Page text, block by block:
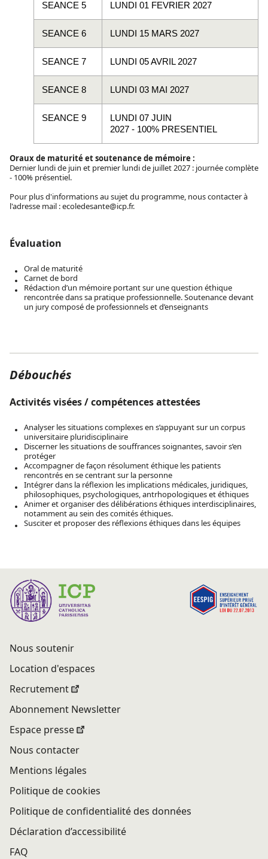
SEANCE 5 LUNDI 01 FEVRIER 2027
SEANCE 6 LUNDI 15 MARS 2027
SEANCE 7 LUNDI 05 AVRIL 2027
SEANCE 8 LUNDI 03 MAI 2027
SEANCE 9
LUNDI 07 JUIN
2027 - 100% PRESENTIEL
Oraux de maturité et soutenance de mémoire :
Dernier lundi de juin et premier lundi de juillet 2027 : journée complète
- 100% présentiel.
Pour plus d'informations au sujet du programme, nous contacter à
l'adresse mail : ecoledesante@icp.fr.
Évaluation
Oral de maturité
Carnet de bord
Rédaction d’un mémoire portant sur une question éthique
rencontrée dans sa pratique professionnelle. Soutenance devant
un jury composé de professionnels et d’enseignants
Débouchés
Activités visées / compétences attestées
Analyser les situations complexes en s’appuyant sur un corpus
universitaire pluridisciplinaire
Discerner les situations de souffrances soignantes, savoir s’en
protéger
Accompagner de façon résolument éthique les patients
rencontrés en se centrant sur la personne
Intégrer dans la réflexion les implications médicales, juridiques,
philosophiques, psychologiques, antrhopologiques et éthiques
Animer et organiser des délibérations éthiques interdisciplinaires,
notamment au sein des comités éthiques.
Susciter et proposer des réflexions éthiques dans les équipes
Nous soutenir
Location d'espaces
Recrutement
Abonnement Newsletter
Espace presse
Nous contacter
Mentions légales
Politique de cookies
Politique de confidentialité des données
Déclaration d’accessibilité
FAQ